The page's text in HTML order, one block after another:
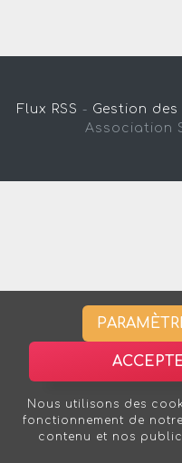
Flux RSS - Gestion
Association
Nous utilisons des
fonctionnement de
contenu et nos